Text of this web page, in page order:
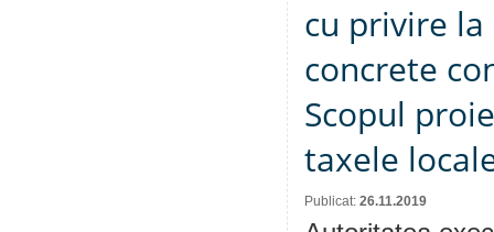
cu privire
concrete
Scopul
taxele
Publicat: 26.11.2019